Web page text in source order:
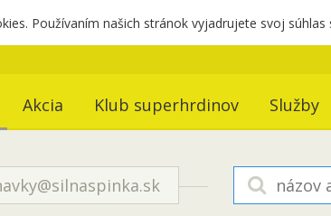
Používaním našich stránok vyjadrujete svoj súhlas
Akcia Klub superhrdinov Služby